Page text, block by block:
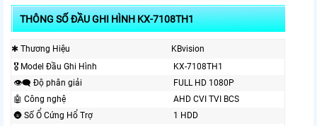
THÔNG SỐ ĐẦU GHI HÌNH KX-7108TH1
✱ Thương Hiệu
KBvision
🎖️ Model Đầu Ghi Hình
KX-7108TH1
👁️‍🗨 Độ phân giải
FULL HD 1080P
🤖️ Công nghệ
AHD CVI TVI BCS
🌚 Số Ổ Cứng Hổ Trợ
1 HDD